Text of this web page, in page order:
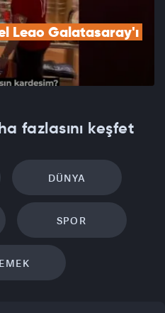
Leao Galatasaray'ı
fazlasını keşfet
DÜNYA
SPOR